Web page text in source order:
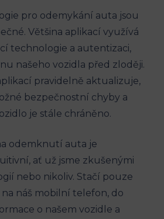
pro odemykání auta jsou
Většina aplikací využívá
technologie a autentizaci,
našeho vozidla před zloději.
pravidelně aktualizuje,
bezpečnostní chyby a
je stále chráněno.
odemknutí auta je
ať už jsme zkušenými
nebo nikoliv. Stačí pouze
náš mobilní telefon, do
o našem vozidle a